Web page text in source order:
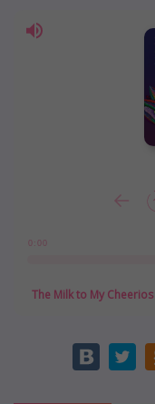
0:00
The Milk to My Cheerios